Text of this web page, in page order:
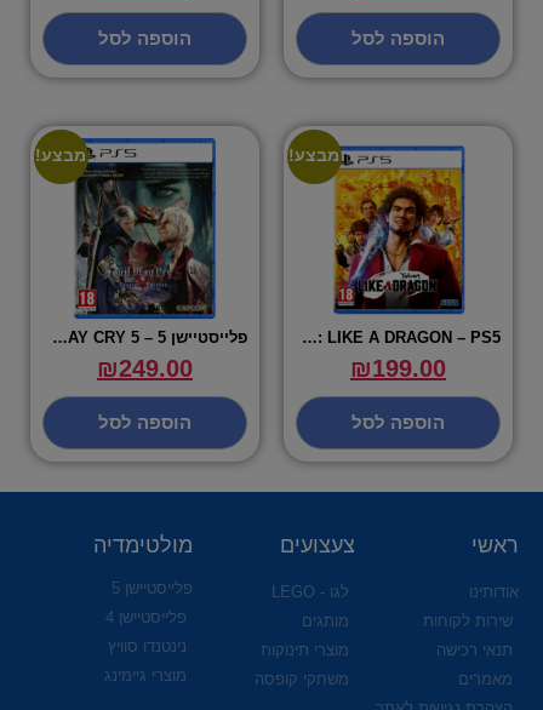
הוספה לסל הוספה לסל
מבצע!
YAKUZA: LIKE A DRAGON – PS5
₪199.00
הוספה לסל
מבצע!
פלייסטיישן 5 – DEVIL MAY CRY 5
₪249.00
הוספה לסל
ראשי
אודותינו
שירות לקוחות
תנאי רכישה
מאמרים
צעצועים
לגו - LEGO
מותגים
מוצרי תינוקות
משחקי קופסה
מולטימדיה
פלייסטיישן 5
פלייסטיישן 4
נינטנדו סוויץ
מוצרי גיימינג